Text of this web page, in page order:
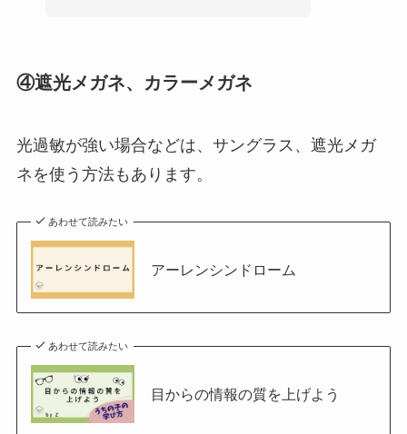
④遮光メガネ、カラーメガネ
光過敏が強い場合などは、サングラス、遮光メガ
ネを使う方法もあります。
あわせて読みたい
アーレンシンドローム
あわせて読みたい
目からの情報の質を上げよう